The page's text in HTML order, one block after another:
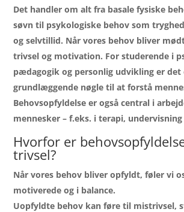
Det handler om alt fra basale fysiske
søvn til psykologiske behov som
og selvtillid. Når vores behov bliver
trivsel og motivation. For studerende i
pædagogik og personlig udvikling er det
grundlæggende nøgle til at forstå
Behovsopfyldelse er også central i
mennesker – f.eks. i terapi,
Hvorfor er
trivsel?
Når vores behov bliver opfyldt, føler vi
motiverede og i balance.
Uopfyldte behov kan føre til mistrivsel,